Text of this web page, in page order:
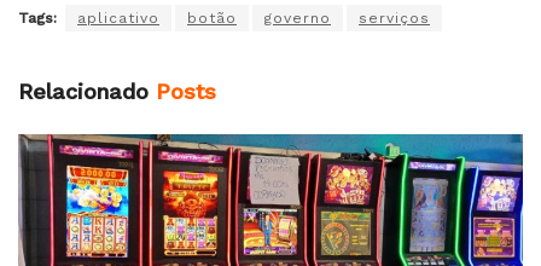
Tags: aplicativo botão governo serviços
Relacionado Posts